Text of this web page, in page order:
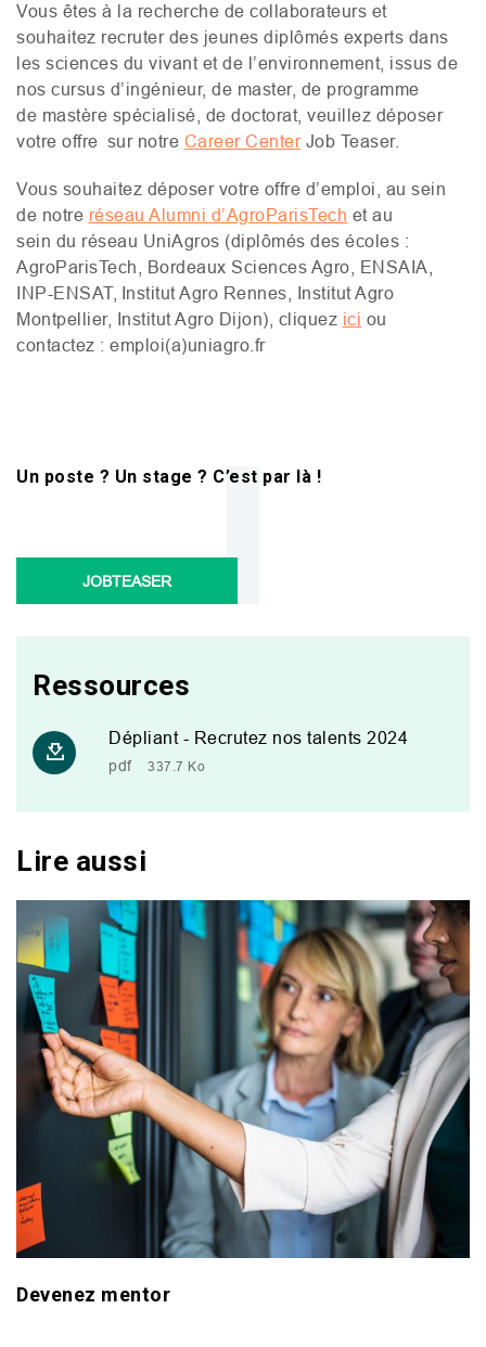
Vous êtes à la recherche de collaborateurs et
souhaitez recruter des jeunes diplômés experts dans
les sciences du vivant et de l’environnement, issus de
nos cursus d’ingénieur, de master, de programme
de mastère spécialisé, de doctorat, veuillez déposer
votre offre sur notre Career CenterJob Teaser.
Vous souhaitez déposer votre offre d’emploi, au sein
de notre réseau Alumni d’AgroParisTech et au
sein du réseau UniAgros (diplômés des écoles :
AgroParisTech, Bordeaux Sciences Agro, ENSAIA
INP-ENSAT, Institut Agro Rennes, Institut Agro
Montpellier, Institut Agro Dijon), cliquez ici ou
contactez : emploi(a)uniagro.fr
Un poste ? Un stage ? C’est par là !
JOBTEASER
Ressources
Dépliant - Recrutez nos talents 2024
pdf 337.7 Ko
Lire aussi
Devenez mentor